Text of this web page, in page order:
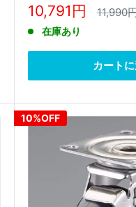
販
売
価
格
10,791円 通
11,990
在庫あり
カート
10%OFF